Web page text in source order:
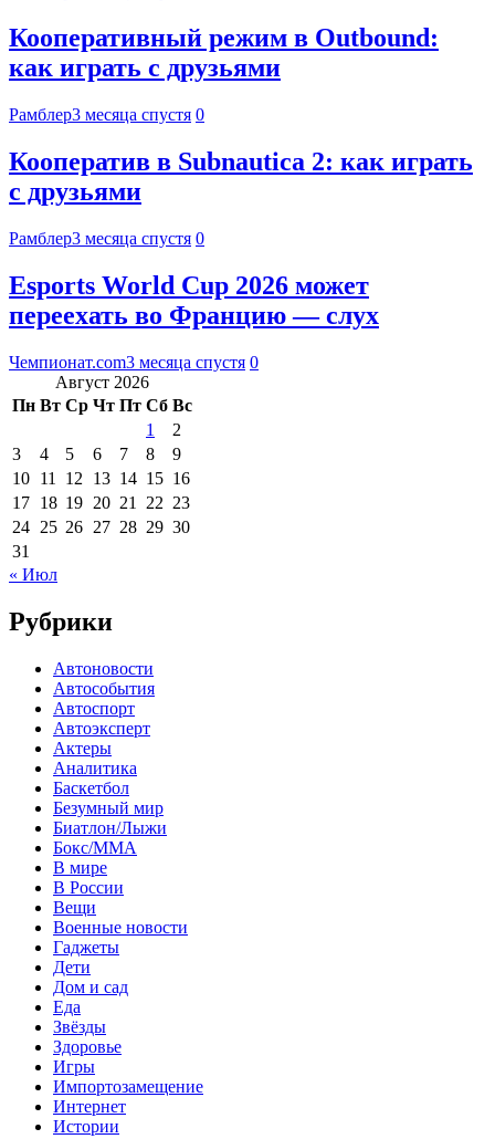
Кооперативный режим в Outbound:
как играть с друзьями
Рамблер3 месяца спустя 0
Кооператив в Subnautica 2: как играть
с друзьями
Рамблер3 месяца спустя 0
Esports World Cup 2026 может
переехать во Францию — слух
Чемпионат.com3 месяца спустя 0
Август 2026
Пн Вт Ср Чт Пт Сб Вс
1
2
3
4 5 6 7 8
9
10 11 12 13 14 15 16
17 18 19 20 21 22 23
24 25 26 27 28 29 30
31
« Июл
Рубрики
Автоновости
Автособытия
Автоспорт
Автоэксперт
Актеры
Аналитика
Баскетбол
Безумный мир
Биатлон/Лыжи
Бокс/MMA
В мире
В России
Вещи
Военные новости
Гаджеты
Дети
Дом и сад
Еда
Звёзды
Здоровье
Игры
Импортозамещение
Интернет
Истории